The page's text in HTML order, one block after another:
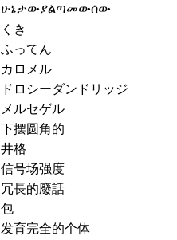
ሁኔታውያልጣመውሰው
くき
ふってん
カロメル
ドロシーダンドリッジ
メルセゲル
下摆圆角的
井格
信号场强度
冗長的廢話
包
发育完全的个体